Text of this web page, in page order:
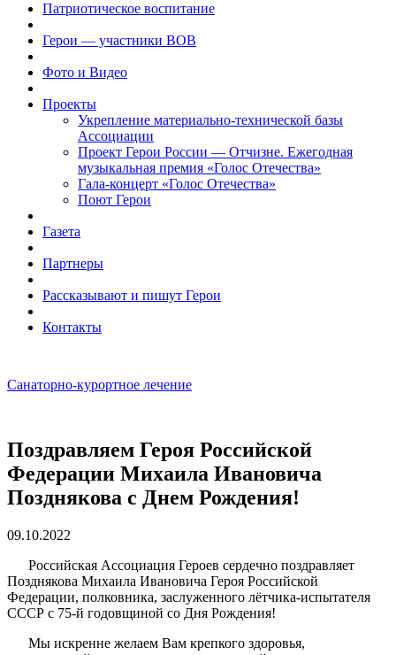
Патриотическое воспитание
Герои — участники ВОВ
Фото и Видео
Проекты
Укрепление материально-технической базы
Ассоциации
Проект Герои России — Отчизне. Ежегодная
музыкальная премия «Голос Отечества»
Гала-концерт «Голос Отечества»
Поют Герои
Газета
Партнеры
Рассказывают и пишут Герои
Контакты
Санаторно-курортное лечение
Поздравляем Героя Российской
Федерации Михаила Ивановича
Позднякова с Днем Рождения!
09.10.2022
Российская Ассоциация Героев сердечно поздравляет
Позднякова Михаила Ивановича Героя Российской
Федерации, полковника, заслуженного лётчика-испытателя
СССР с 75-й годовщиной со Дня Рождения!
Мы искренне желаем Вам крепкого здоровья,